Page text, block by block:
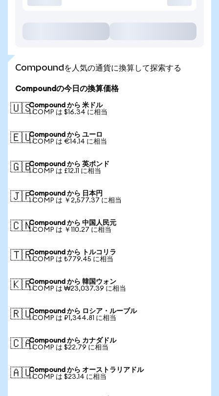
Compoundを人気の通貨に換算して探索する
Compoundの今日の換算価格
🇺🇸Compound から 米ドル
1 COMP は $16.34 に相当
🇪🇺Compound から ユーロ
1 COMP は €14.14 に相当
🇬🇧Compound から 英ポンド
1 COMP は £12.11 に相当
🇯🇵Compound から 日本円
1 COMP は ￥2,577.37 に相当
🇨🇳Compound から 中国人民元
1 COMP は ￥110.27 に相当
🇹🇷Compound から トルコリラ
1 COMP は ₺779.45 に相当
🇰🇷Compound から 韓国ウォン
1 COMP は ₩23,037.39 に相当
🇷🇺Compound から ロシア・ルーブル
1 COMP は ₽1,344.81 に相当
🇨🇦Compound から カナダドル
1 COMP は $22.79 に相当
🇦🇺Compound から オーストラリアドル
1 COMP は $23.14 に相当